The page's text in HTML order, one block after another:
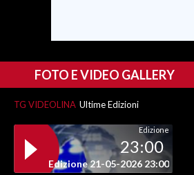
FOTO E VIDEO GALLERY
TG VIDEOLINA Ultime Edizioni
Edizione
23:00
Edizione 21-05-2026 23:00